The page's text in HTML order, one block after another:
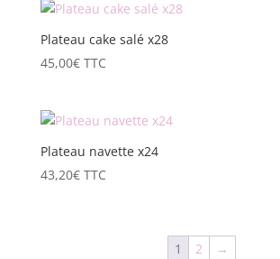
Plateau cake salé x28
45,00€ TTC
Plateau navette x24
43,20€ TTC
1 2 →